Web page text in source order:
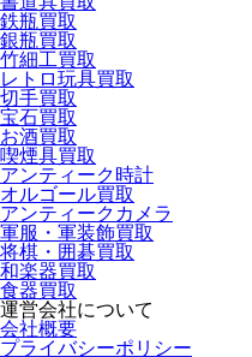
鉄瓶買取
銀瓶買取
竹細工買取
レトロ玩具買取
切手買取
宝石買取
お酒買取
喫煙具買取
アンティーク時計
オルゴール買取
アンティークカメラ
軍服・軍装飾買取
将棋・囲碁買取
和楽器買取
食器買取
運営会社について
会社概要
プライバシーポリシー